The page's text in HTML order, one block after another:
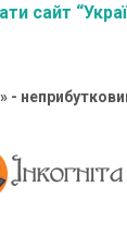
сайт
-